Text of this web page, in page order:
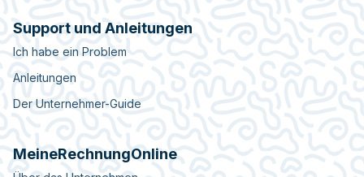
Support und Anleitungen
Ich habe ein Problem
Anleitungen
Der Unternehmer-Guide
MeineRechnungOnline